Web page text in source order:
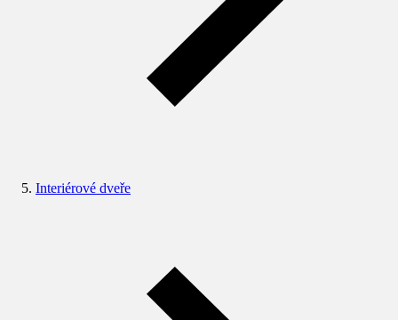
Interiérové dveře